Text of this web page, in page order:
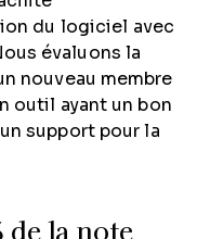
du logiciel avec
évaluons la
nouveau membre
outil ayant un bon
support pour la
de la note